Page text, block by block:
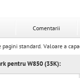
Comentarii
standard. Valoare a
pentru W850 (35K):